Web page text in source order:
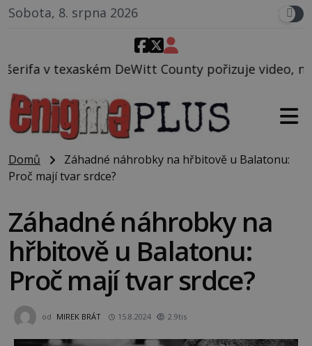
Sobota, 8. srpna 2026
County pořizuje video, na kterém před jeho
Domů
Záhadné náhrobky na hřbitově u Balatonu:
Proč mají tvar srdce?
Záhadné náhrobky na
hřbitově u Balatonu:
Proč mají tvar srdce?
od MIREK BRÁT 15.8.2024 2.9tis